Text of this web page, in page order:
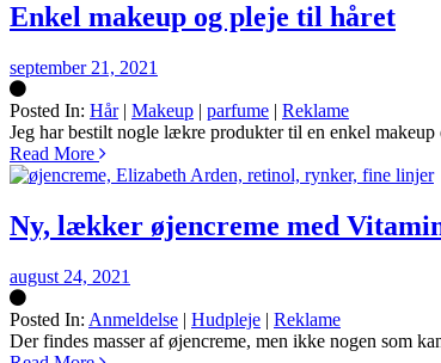
Enkel makeup og pleje til håret
september 21, 2021
Posted In: Hår| Makeup | parfume | Reklame
Silke
Jeg har bestilt nogle lækre produkter til en enkel
Read More
Ny, lækker øjencreme med
august 24, 2021
Posted In: Anmeldelse | Hudpleje | Reklame
Silke
Der findes masser af øjencreme, men ikke nogen som